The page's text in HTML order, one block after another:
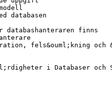
databasen
finns
fels&ouml;kning och
i Databaser och